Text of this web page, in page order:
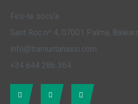
Fes-te soci/a
Sant Roc nº 4, 07001 Palma,
info@tramuntanaxxi.com
+34 644 286 364